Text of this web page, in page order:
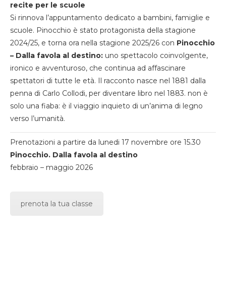
recite per le scuole
Si rinnova l’appuntamento dedicato a bambini, famiglie e
scuole. Pinocchio è stato protagonista della stagione
2024/25, e torna ora nella stagione 2025/26 con Pinocchio
– Dalla favola al destino: uno spettacolo coinvolgente,
ironico e avventuroso, che continua ad affascinare
spettatori di tutte le età. Il racconto nasce nel 1881 dalla
penna di Carlo Collodi, per diventare libro nel 1883. non è
solo una fiaba: è il viaggio inquieto di un’anima di legno
verso l’umanità.
Prenotazioni a partire da lunedi 17 novembre ore 15.30
Pinocchio. Dalla favola al destino
febbraio – maggio 2026
prenota la tua classe